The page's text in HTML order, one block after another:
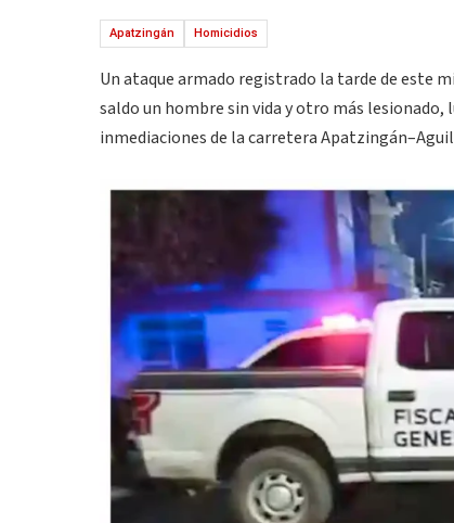
Apatzingán Homicidios
Un ataque armado registrado la tarde de este
saldo un hombre sin vida y otro más lesionado,
inmediaciones de la carretera